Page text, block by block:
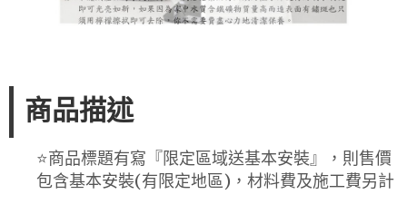
商品描述
⭐️商品標題有寫『限定區域送基本安裝』，則售價
包含基本安裝(有限定地區)，材料費及施工費另計